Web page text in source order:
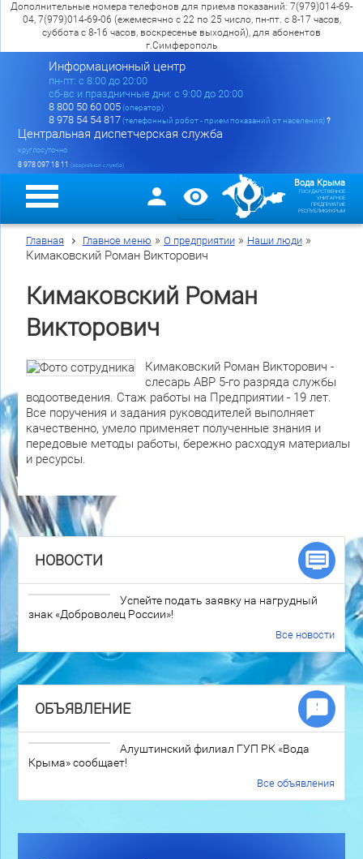
Дополнительные номера телефонов для приема показаний: 7(979)014-69-
04, 7(979)014-69-06 (ежемесячно с 22 по 25 число, пн-пт. с 8-17 часов,
суббота с 8-16 часов, воскресенье выходной), для абонентов
г.Симферополь
Информационный центр
пн-пт: c 8:00 до 20:00
сб-вс и праздничные дни: с 9:00 до 20:00
8 800 50 60 005(оператор)
8 978 54 54 817(телефонный робот - прием показаний от населения)?
Центральная диспетчерская служба
круглосуточно
8 978 097 18 11 (аварийная служба)
Вода Крыма
ГОСУДАРСТВЕННОЕ
УНИТАРНОЕ
ПРЕДПРИЯТИЕ
РЕСПУБЛИКИ КРЫМ
Главная Главное меню » О предприятии» Наши люди»
Кимаковский Роман Викторович
Кимаковский Роман
Викторович
Кимаковский Роман Викторович -
слесарь АВР 5-го разряда службы
водоотведения. Стаж работы на Предприятии - 19 лет.
Все поручения и задания руководителей выполняет
качественно, умело применяет полученные знания и
передовые методы работы, бережно расходуя материалы
и ресурсы.
НОВОСТИ
Успейте подать заявку на нагрудный
знак «Доброволец России»!
Все новости
ОБЪЯВЛЕНИЕ
Алуштинский филиал ГУП РК «Вода
Крыма» сообщает!
Все объявления